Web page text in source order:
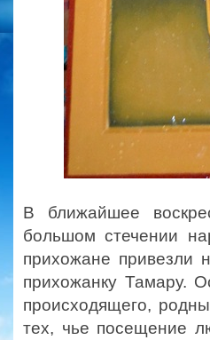
В ближайшее
большом стечении
прихожане привезли
прихожанку Тамару.
происходящего,
тех, чье посещение